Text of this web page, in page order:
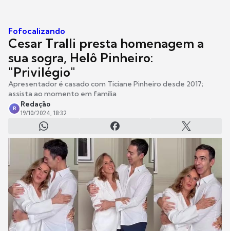
Fofocalizando
Cesar Tralli presta homenagem a
sua sogra, Helô Pinheiro:
"Privilégio"
Apresentador é casado com Ticiane Pinheiro desde 2017;
assista ao momento em família
R
Redação
19/10/2024, 18:32